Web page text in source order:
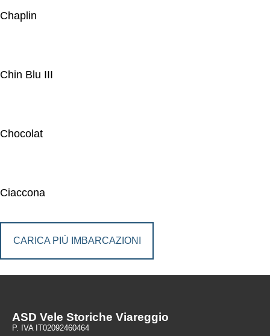
Chaplin
Chin Blu III
Chocolat
Ciaccona
CARICA PIÙ IMBARCAZIONI
ASD Vele Storiche Viareggio
P. IVA IT02092460464